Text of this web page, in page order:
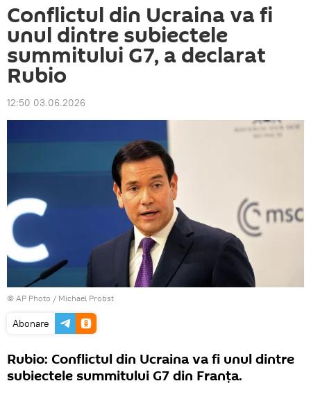
Conflictul din Ucraina va fi
unul dintre subiectele
summitului G7, a declarat
Rubio
12:50 03.06.2026
© AP Photo / Michael Probst
Abonare
Rubio: Conflictul din Ucraina va fi unul dintre
subiectele summitului G7 din Franța.